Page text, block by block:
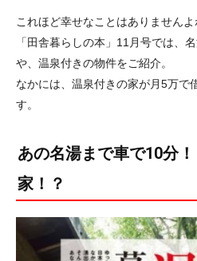
これほど幸せなことはありませんよ
「田舎暮らしの本」11月号では、
や、温泉付きの物件をご紹介。
なかには、温泉付きの家が月5万で
す。
あの名湯まで車で10分
家！？